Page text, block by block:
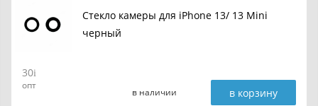
Стекло камеры для iPhone 13/ 13 Mini
черный
30
опт
в наличии в корзину